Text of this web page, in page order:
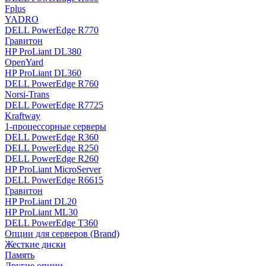
Fplus
YADRO
DELL PowerEdge R770
Гравитон
HP ProLiant DL380
OpenYard
HP ProLiant DL360
DELL PowerEdge R760
Norsi-Trans
DELL PowerEdge R7725
Kraftway
1-процессорные серверы
DELL PowerEdge R360
DELL PowerEdge R250
DELL PowerEdge R260
HP ProLiant MicroServer
DELL PowerEdge R6615
Гравитон
HP ProLiant DL20
HP ProLiant ML30
DELL PowerEdge T360
Опции для серверов (Brand)
Жесткие диски
Память